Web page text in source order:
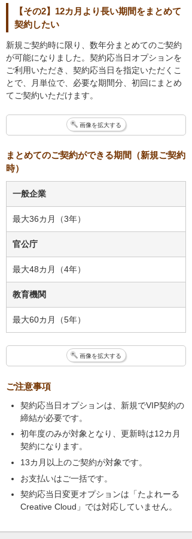
【その2】12カ月より長い期間をまとめて
契約したい
新規ご契約時に限り、数年分まとめてのご契約
が可能になりました。契約応当日オプションを
ご利用いただき、契約応当日を指定いただくこ
とで、月単位で、必要な期間分、初回にまとめ
てご契約いただけます。
画像を拡大する
まとめてのご契約ができる期間（新規ご契約
時）
一般企業
最大36カ月（3年）
官公庁
最大48カ月（4年）
教育機関
最大60カ月（5年）
画像を拡大する
ご注意事項
契約応当日オプションは、新規でVIP契約の
締結が必要です。
初年度のみが対象となり、更新時は12カ月
契約になります。
13カ月以上のご契約が対象です。
お支払いはご一括です。
契約応当日変更オプションは「たよれーる
Creative Cloud」では対応していません。